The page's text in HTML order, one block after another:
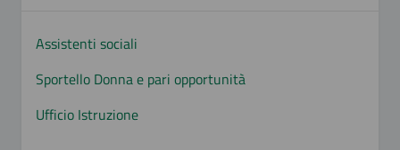
Assistenti sociali
Sportello Donna e pari opportunità
Ufficio Istruzione